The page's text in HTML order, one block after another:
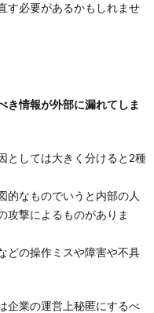
す必要があるかもしれませ
き情報が外部に漏れてしま
としては大きく分けると2種
的なものでいうと内部の人
攻撃によるものがありま
どの操作ミスや障害や不具
企業の運営上秘匿にするべ